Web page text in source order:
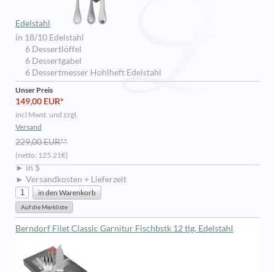
Edelstahl
in 18/10 Edelstahl
6 Dessertlöffel
6 Dessertgabel
6 Dessertmesser Hohlheft Edelstahl
Unser Preis
149,00 EUR*
incl Mwst. und zzgl.
Versand
229,00 EUR**
(netto: 125,21€)
► in $
► Versandkosten + Lieferzeit
Berndorf Filet Classic Garnitur Fischbstk 12 tlg. Edelstahl